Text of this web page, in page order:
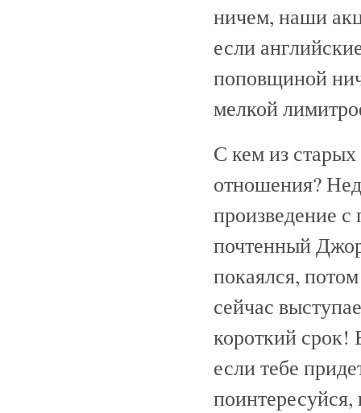
ничем, наши
если
поповщиной
мелкой
С кем из
отношения?
произведение
почтенный
покаялся,
сейчас
короткий срок!
если тебе